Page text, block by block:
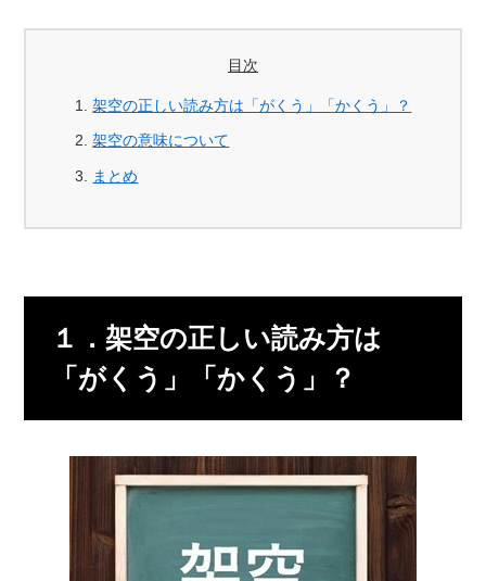
目次
架空の正しい読み方は「がくう」「かくう」？
架空の意味について
まとめ
１．架空の正しい読み方は
「がくう」「かくう」？